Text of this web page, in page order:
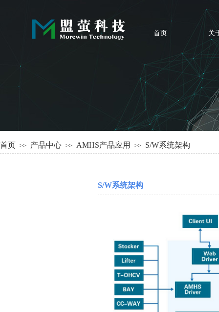
首页 关
首页 >> 产品中心 >> AMHS产品应用 >> S/W系统架构
S/W系统架构